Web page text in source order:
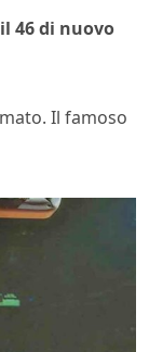
46 di nuovo
Il famoso